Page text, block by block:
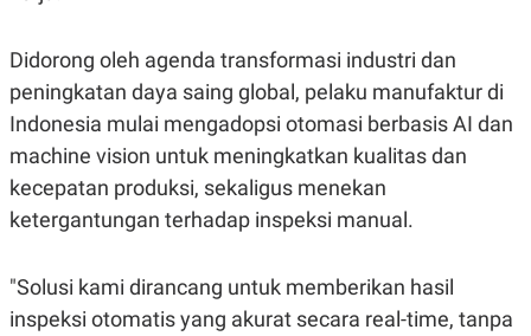
S
D
T
A
A
S
K
O
N
A
V
L
I
P
U
Didorong oleh agenda transformasi industri dan
peningkatan daya saing global, pelaku manufaktur di
Indonesia mulai mengadopsi otomasi berbasis AI dan
machine vision untuk meningkatkan kualitas dan
kecepatan produksi, sekaligus menekan
ketergantungan terhadap inspeksi manual.
"Solusi kami dirancang untuk memberikan hasil
inspeksi otomatis yang akurat secara real-time, tanpa